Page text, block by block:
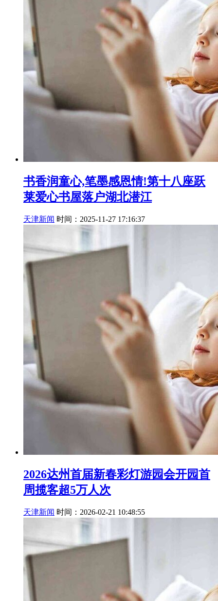
书香润童心,笔墨感恩情!第十八座跃
莱爱心书屋落户湖北潜江
天津新闻 时间：2025-11-27 17:16:37
2026达州首届新春彩灯游园会开园首
周揽客超5万人次
天津新闻 时间：2026-02-21 10:48:55